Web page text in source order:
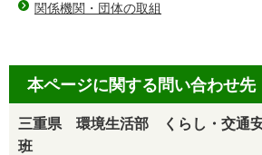
関係機関・団体の取組
本ページに関する問い合わせ先
三重県 環境生活部 くらし・交通
班